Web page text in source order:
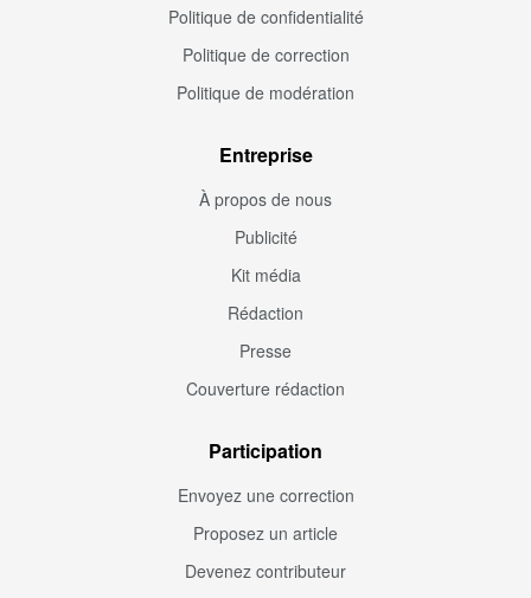
Politique de confidentialité
Politique de correction
Politique de modération
Entreprise
À propos de nous
Publicité
Kit média
Rédaction
Presse
Couverture rédaction
Participation
Envoyez une correction
Proposez un article
Devenez contributeur